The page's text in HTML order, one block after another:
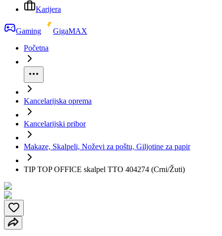
Karijera
Gaming
GigaMAX
Početna
Kancelarijska oprema
Kancelarijski pribor
Makaze, Skalpeli, Noževi za poštu, Giljotine za papir
TIP TOP OFFICE skalpel TTO 404274 (Crni/Žuti)